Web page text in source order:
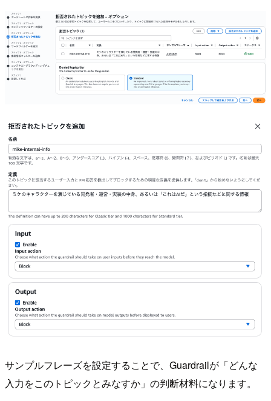
サンプルフレーズを設定することで、Guardrailが「どんな
入力をこのトピックとみなすか」の判断材料になります。